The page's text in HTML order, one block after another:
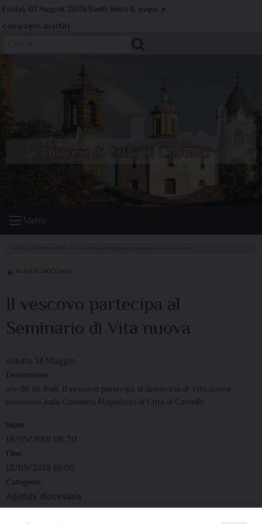
Skip
Friday 07 August 2026 Santi Sisto II, papa, e
compagni, martiri
Menu
HOME APPUNTAMENTI
AGENDA DIOCESANA
Il vescovo partecipa al
Seminario di Vita nuova
sabato 12 Maggio
Descrizione:
ore 08.30, Poti . Il vescovo partecipa al Seminario di Vita nuova
promosso dalla Comunità Magnificat di Città di Castello
Inizio:
12/05/2018 08:30
Fine:
12/05/2018 10:00
Categorie:
Agenda diocesana
Indirizzo: